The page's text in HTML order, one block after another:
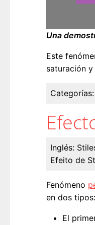
Una
Este
saturación
Categorías:
Inglés:
Efeito de
Fenómeno
en dos tipos:
El